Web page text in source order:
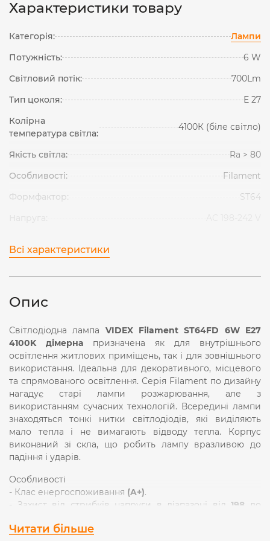
Характеристики товару
Категорія:
Лампи
Потужність:
6 W
Світловий потік:
700Lm
Тип цоколя:
Е 27
Колірна
температура світла:
4100К (біле світло)
Якість світла:
Ra > 80
Особливості:
Filament
Формфактор:
ST64
Всі характеристики
Опис
Світлодіодна лампа VIDEX Filament ST64FD 6W E27
4100K дімерна призначена як для внутрішнього
освітлення житлових приміщень, так і для зовнішнього
використання. Ідеальна для декоративного, місцевого
та спрямованого освітлення. Серія Filament по дизайну
нагадує старі лампи розжарювання, але з
використанням сучасних технологій. Всередині лампи
знаходяться тонкі нитки світлодіодів, які виділяють
мало тепла і не вимагають відводу тепла. Корпус
виконаний зі скла, що робить лампу вразливою до
падіння і ударів.
Особливості
- Клас енергоспоживання (A+).
- Захист від стрибків напруги в діапазоні від198 до
- Рівномірне освітлення без мерехтінь, функція
Читати більше